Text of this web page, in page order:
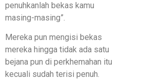
penuhkanlah bekas kamu
masing-masing”.
Mereka pun mengisi bekas
mereka hingga tidak ada satu
bejana pun di perkhemahan itu
kecuali sudah terisi penuh.